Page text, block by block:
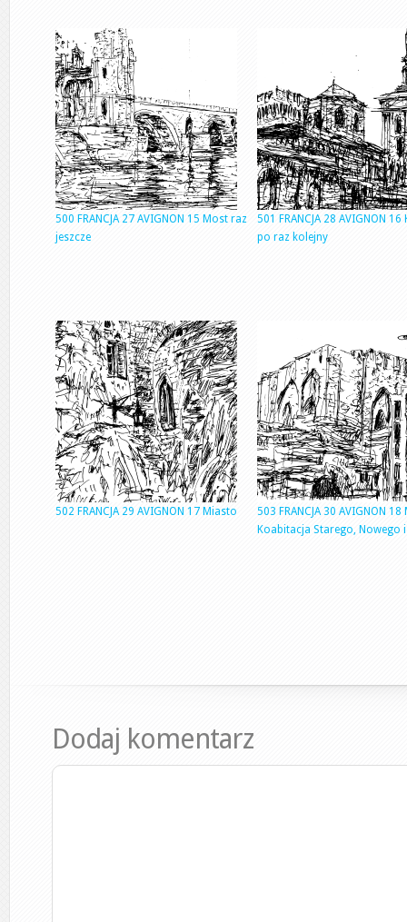
500 FRANCJA 27 AVIGNON 15 Most raz
jeszcze
501 FRANCJA 28 AVIGNON 16
po raz kolejny
502 FRANCJA 29 AVIGNON 17 Miasto
503 FRANCJA 30 AVIGNON
Koabitacja Starego, Nowego
Dodaj komentarz